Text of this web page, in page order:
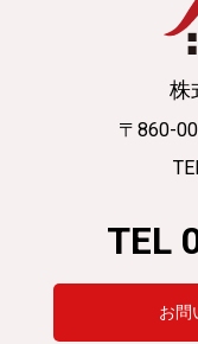
株
〒860-
TEL
お問